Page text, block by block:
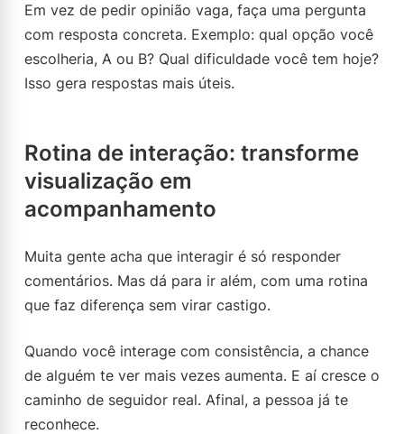
Em vez de pedir opinião vaga, faça uma pergunta
com resposta concreta. Exemplo: qual opção você
escolheria, A ou B? Qual dificuldade você tem hoje?
Isso gera respostas mais úteis.
Rotina de interação: transforme
visualização em
acompanhamento
Muita gente acha que interagir é só responder
comentários. Mas dá para ir além, com uma rotina
que faz diferença sem virar castigo.
Quando você interage com consistência, a chance
de alguém te ver mais vezes aumenta. E aí cresce o
caminho de seguidor real. Afinal, a pessoa já te
reconhece.